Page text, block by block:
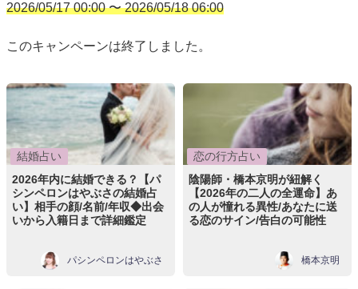
2026/05/17 00:00 〜 2026/05/18 06:00
このキャンペーンは終了しました。
結婚占い
2026年内に結婚できる？【パ
シンペロンはやぶさの結婚占
い】相手の顔/名前/年収◆出会
いから入籍日まで詳細鑑定
パシンペロンはやぶさ
恋の行方占い
陰陽師・橋本京明が紐解く
【2026年の二人の全運命】あ
の人が憧れる異性/あなたに送
る恋のサイン/告白の可能性
橋本京明